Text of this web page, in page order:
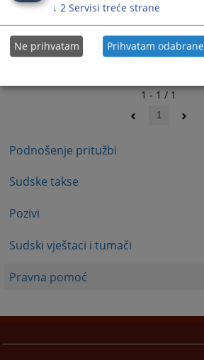
Podnošenje pritužbi
Sudske takse
Pozivi
Sudski vještaci i tumači
Pravna pomoć
1 - 1 / 1
1
↓ 2 Servisi treće strane
Ne prihvatam Prihvatam odabrane